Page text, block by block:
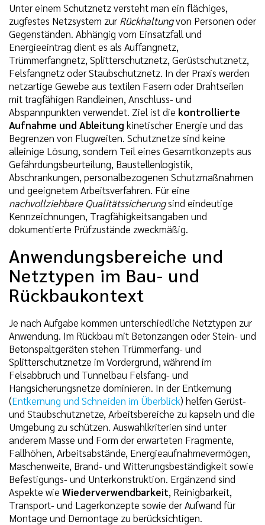
Unter einem Schutznetz versteht man ein flächiges,
zugfestes Netzsystem zur Rückhaltungvon Personen oder
Gegenständen. Abhängig vom Einsatzfall und
Energieeintrag dient es als Auffangnetz,
Trümmerfangnetz, Splitterschutznetz, Gerüstschutznetz,
Felsfangnetz oder Staubschutznetz. In der Praxis werden
netzartige Gewebe aus textilen Fasern oder Drahtseilen
mit tragfähigen Randleinen, Anschluss- und
Abspannpunkten verwendet. Ziel ist die kontrollierte
Aufnahme und Ableitung kinetischer Energie und das
Begrenzen von Flugweiten. Schutznetze sind keine
alleinige Lösung, sondern Teil eines Gesamtkonzepts aus
Gefährdungsbeurteilung, Baustellenlogistik,
Abschrankungen, personalbezogenen Schutzmaßnahmen
und geeignetem Arbeitsverfahren. Für eine
nachvollziehbare Qualitätssicherungsind eindeutige
Kennzeichnungen, Tragfähigkeitsangaben und
dokumentierte Prüfzustände zweckmäßig.
Anwendungsbereiche und
Netztypen im Bau- und
Rückbaukontext
Je nach Aufgabe kommen unterschiedliche Netztypen zur
Anwendung. Im Rückbau mit Betonzangen oder Stein- und
Betonspaltgeräten stehen Trümmerfang- und
Splitterschutznetze im Vordergrund, während im
Felsabbruch und Tunnelbau Felsfang- und
Hangsicherungsnetze dominieren. In der Entkernung
(Entkernung und Schneiden im Überblick) helfen Gerüst-
und Staubschutznetze, Arbeitsbereiche zu kapseln und die
Umgebung zu schützen. Auswahlkriterien sind unter
anderem Masse und Form der erwarteten Fragmente,
Fallhöhen, Arbeitsabstände, Energieaufnahmevermögen,
Maschenweite, Brand- und Witterungsbeständigkeit sowie
Befestigungs- und Unterkonstruktion. Ergänzend sind
Aspekte wie Wiederverwendbarkeit, Reinigbarkeit,
Transport- und Lagerkonzepte sowie der Aufwand für
Montage und Demontage zu berücksichtigen.